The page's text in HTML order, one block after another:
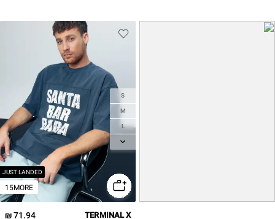
JUST LANDED
15MORE
S
M
L
XL
71.94 ₪ TERMINAL X